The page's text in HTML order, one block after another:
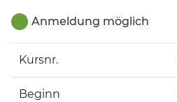
Anmeldung möglich
Kursnr.
Beginn